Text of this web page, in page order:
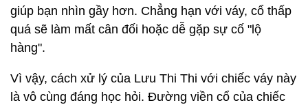
giúp bạn nhìn gầy hơn. Chẳng hạn với váy, cổ thấp
quá sẽ làm mất cân đối hoặc dễ gặp sự cố "lộ
hàng".
Vì vậy, cách xử lý của Lưu Thi Thi với chiếc váy này
là vô cùng đáng học hỏi. Đường viền cổ của chiếc